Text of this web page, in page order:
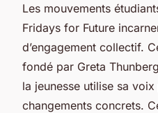
Les mouvements
Fridays for Future
d’engagement collectif.
fondé par Greta
la jeunesse utilise sa
changements concrets.